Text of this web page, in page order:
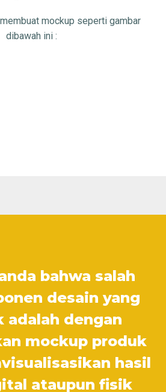
mockup seperti gambar
dibawah ini :
bahwa salah
desain yang
adalah dengan
mockup produk
hasil
ataupun fisik